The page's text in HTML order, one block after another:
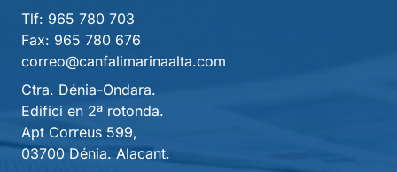
Tlf: 965 780 703
Fax: 965 780 676
correo@canfalimarinaalta.com
Ctra. Dénia-Ondara.
Edifici en 2ª rotonda.
Apt Correus 599,
03700 Dénia. Alacant.